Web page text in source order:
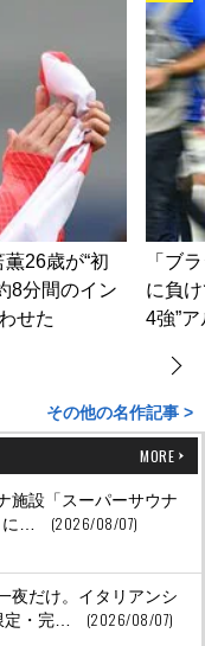
26歳が“初
8分間のイン
せた
「ブ
に負
4強”
その他の名作記事 >
MORE
施設「スーパーサウナ
…
(2026/08/07)
夜だけ。イタリアンシ
定・完…
(2026/08/07)